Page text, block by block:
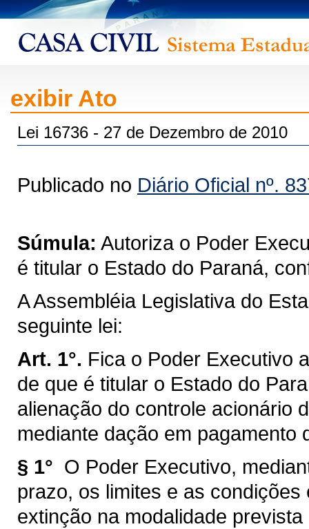
exibir Ato
Lei 16736 - 27 de Dezembro de 2010
Publicado no Diário Oficial nº.
Súmula: Autoriza o Poder
é titular o Estado do Paraná,
A Assembléia Legislativa do
seguinte lei:
Art. 1°. Fica o Poder Executivo
de que é titular o Estado do
alienação do controle acionário
mediante dação em pagamento
§ 1° O Poder Executivo,
prazo, os limites e as
extinção na modalidade